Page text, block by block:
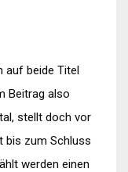
auf beide Titel
Beitrag also
stellt doch vor
bis zum Schluss
werden einen